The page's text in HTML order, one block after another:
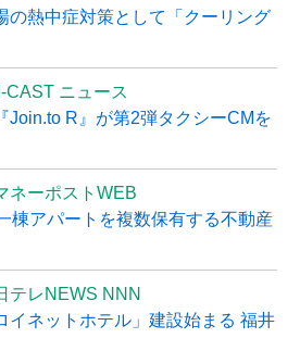
の熱中症対策として「クーリング
CAST ニュース
Join.to R』が第2弾タクシーCMを
ネーポストWEB
棟アパートを複数保有する不動産
テレNEWS NNN
イネットホテル」建設始まる 福井